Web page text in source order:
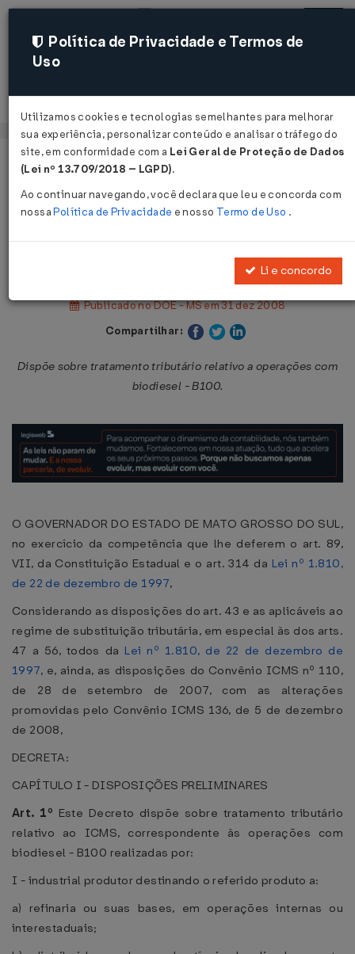
Acessar
Página Inicial
Legislações
Decreto Nº 12691 DE 30/12/2008
Publicado no DOE - MS em 31 dez 2008
Compartilhar:
Dispõe sobre tratamento tributário relativo a operações com
biodiesel - B100.
O GOVERNADOR DO ESTADO DE MATO GROSSO DO SUL,
no exercício da competência que lhe deferem o art. 89,
VII, da Constituição Estadual e o art. 314 da Lei nº 1.810,
de 22 de dezembro de 1997,
Considerando as disposições do art. 43 e as aplicáveis ao
regime de substituição tributária, em especial às dos arts.
47 a 56, todos da Lei nº 1.810, de 22 de dezembro de
1997, e, ainda, as disposições do Convênio ICMS nº 110,
de 28 de setembro de 2007, com as alterações
promovidas pelo Convênio ICMS 136, de 5 de dezembro
de 2008,
DECRETA:
CAPÍTULO I - DISPOSIÇÕES PRELIMINARES
Art. 1º Este Decreto dispõe sobre tratamento tributário
relativo ao ICMS, correspondente às operações com
biodiesel - B100 realizadas por:
I - industrial produtor destinando o referido produto a:
a) refinaria ou suas bases, em operações internas ou
interestaduais;
Política de Privacidade e Termos de
Uso
Utilizamos cookies e tecnologias semelhantes para melhorar
sua experiência, personalizar conteúdo e analisar o tráfego do
site, em conformidade com a Lei Geral de Proteção de Dados
(Lei nº 13.709/2018 – LGPD).
Ao continuar navegando, você declara que leu e concorda com
nossaPolítica de Privacidade e nosso Termo de Uso .
Li e concordo